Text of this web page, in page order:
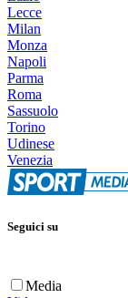
Lecce
Milan
Monza
Napoli
Parma
Roma
Sassuolo
Torino
Udinese
Venezia
Seguici su
Media